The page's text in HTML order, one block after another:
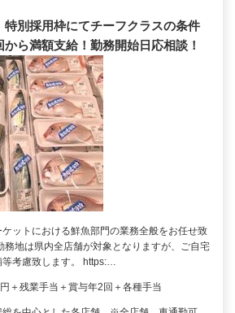
特別採用枠にてチーフクラスの条件
ら満額支給！勤務開始日応相談！
ケットにおける鮮魚部門の業務全般をお任せ致
務地は県内全店舗が対象となりますが、ご自宅
等考慮致します。 https:…
＋残業手当＋賞与年2回＋各種手当